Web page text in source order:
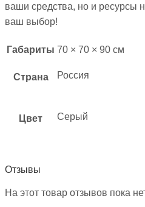
ваши средства, но и ресурсы
ваш выбор!
Габариты 70 × 70 × 90 см
Страна Россия
Цвет Серый
Отзывы
На этот товар отзывов пока